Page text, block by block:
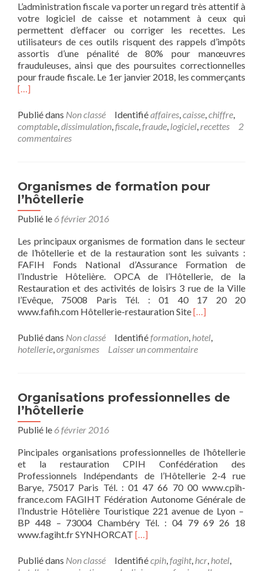
buralistes
pour
la
période
2017-
2021
L’administration fiscale va porter un regard très attentif à
votre logiciel de caisse et notamment à ceux qui
permettent d’effacer ou corriger les recettes. Les
utilisateurs de ces outils risquent des rappels d’impôts
assortis d’une pénalité de 80% pour manœuvres
frauduleuses, ainsi que des poursuites correctionnelles
pour fraude fiscale. Le 1er janvier 2018, les commerçants
[…]
Publié dans Non classé Identifiéaffaires,caisse,chiffre,
comptable,dissimulation,fiscale,fraude, logiciel,recettes
2
commentaires
Organismes de formation pour
l’hôtellerie
Publié le 6 février 2016
Les principaux organismes de formation dans le secteur
de l’hôtellerie et de la restauration sont les suivants :
FAFIH Fonds National d’Assurance Formation de
l’Industrie Hôtelière. OPCA de l’Hôtellerie, de la
Restauration et des activités de loisirs 3 rue de la Ville
l’Evêque, 75008 Paris Tél. : 01 40 17 20 20
www.fafih.com Hôtellerie-restauration SiteEn
plus
surOrganismes
l’hôtellerie
[…]
Publié dans Non classé Identifiéformation, hotel,
hotellerie,organismes Laisser un commentaire
Organisations professionnelles de
l’hôtellerie
Publié le 6 février 2016
Pincipales organisations professionnelles de l’hôtellerie
et la restauration CPIH Confédération des
Professionnels Indépendants de l’Hôtellerie 2-4 rue
Barye, 75017 Paris Tél. : 01 47 66 70 00 www.cpih-
france.com FAGIHT Fédération Autonome Générale de
l’Industrie Hôtelière Touristique 221 avenue de Lyon –
BP 448 – 73004 Chambéry Tél. : 04 79 69 26 18
www.fagiht.fr SYNHORCAT En
plus
[…]
Publié dans Non classé Identifiécpih,fagiht, hcr, hotel,